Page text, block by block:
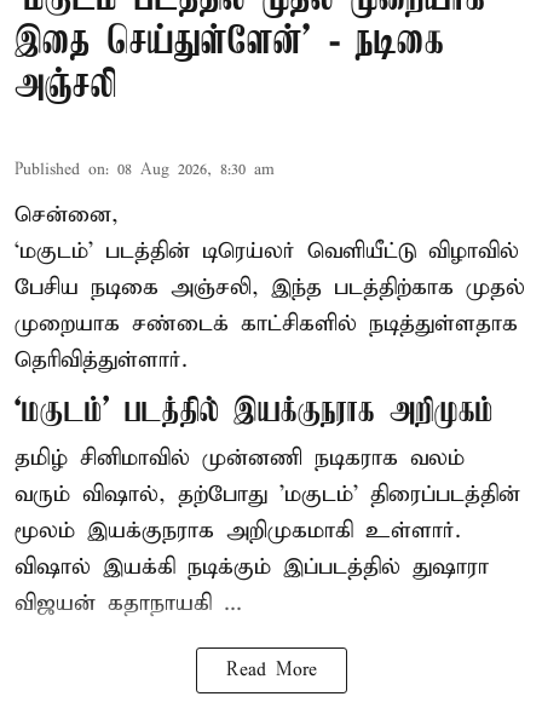
இதை செய்துள்ளேன்’ - நடிகை
அஞ்சலி
Published on: 08 Aug 2026, 8:30 am
சென்னை,
‘மகுடம்’ படத்தின் டிரெய்லர் வெளியீட்டு விழாவில்
பேசிய நடிகை அஞ்சலி, இந்த படத்திற்காக முதல்
முறையாக சண்டைக் காட்சிகளில் நடித்துள்ளதாக
தெரிவித்துள்ளார்.
‘மகுடம்’ படத்தில் இயக்குநராக அறிமுகம்
தமிழ் சினிமாவில் முன்னணி நடிகராக வலம்
வரும் விஷால், தற்போது 'மகுடம்' திரைப்படத்தின்
மூலம் இயக்குநராக அறிமுகமாகி உள்ளார்.
விஷால் இயக்கி நடிக்கும் இப்படத்தில் துஷாரா
விஜயன் கதாநாயகி ...
Read More